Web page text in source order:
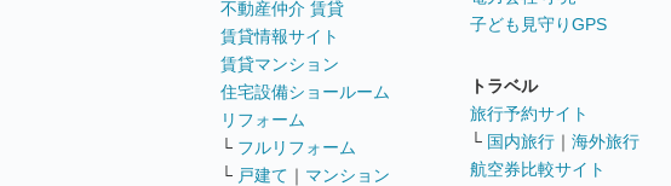
不動産仲介 賃貸
賃貸情報サイト
賃貸マンション
住宅設備ショールーム
リフォーム
└ フルリフォーム
└ 戸建て ｜ マンション
子ども見守りGPS
トラベル
旅行予約サイト
└ 国内旅行 ｜ 海外旅行
航空券比較サイト